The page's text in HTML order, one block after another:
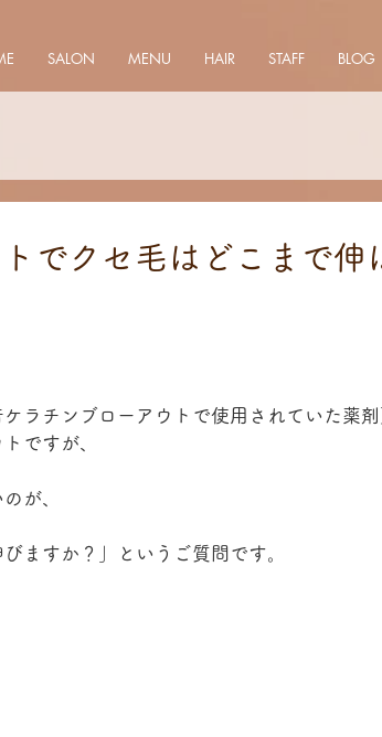
SALON MENU HAIR STAFF BLOG
でクセ毛はどこまで伸
ラチンブローアウトで使用されていた薬
ですが、
が、
ますか？」というご質問です。